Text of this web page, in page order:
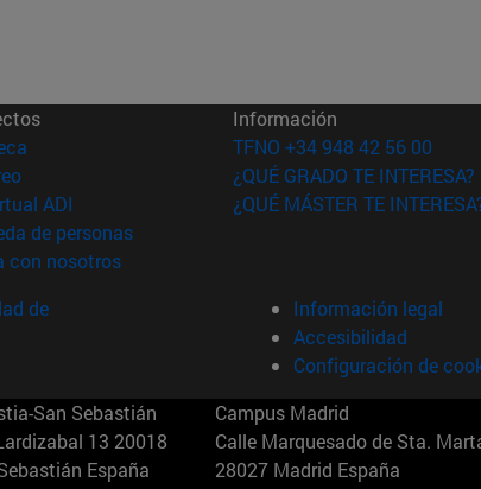
(abre en nueva ventana)
(abre en nueva ventana)
ADI (abre en nueva ventana)
de personas(abre en nueva ventana)
con nosotros(abre en nueva ventana)
Información
TFNO +34 948 42 56 00
¿QUÉ GRADO TE INTERESA?
¿QUÉ MÁSTER TE
de
Información legal
Accesibilidad
Configuración de
San Sebastián
13 20018
España
Campus Madrid
Calle Marquesado de Sta.
28027 Madrid España